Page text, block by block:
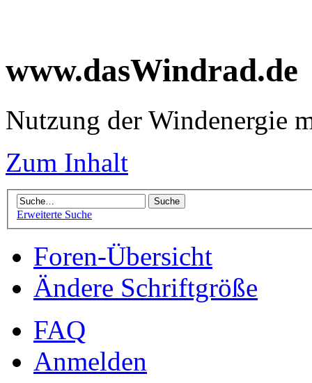
www.dasWindrad.de
Nutzung der Windenergie
Zum Inhalt
Erweiterte Suche
Foren-Übersicht
Ändere Schriftgröße
FAQ
Anmelden